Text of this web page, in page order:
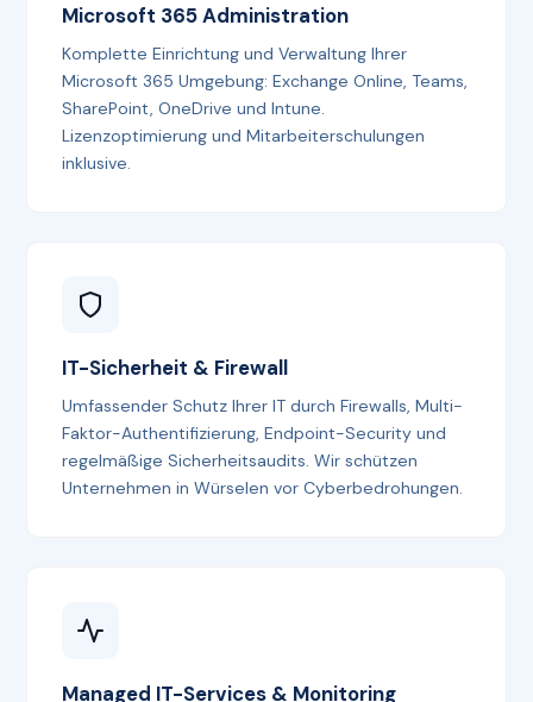
Microsoft 365 Administration
Komplette Einrichtung und Verwaltung Ihrer
Microsoft 365 Umgebung: Exchange Online, Teams,
SharePoint, OneDrive und Intune.
Lizenzoptimierung und Mitarbeiterschulungen
inklusive.
IT-Sicherheit & Firewall
Umfassender Schutz Ihrer IT durch Firewalls, Multi-
Faktor-Authentifizierung, Endpoint-Security und
regelmäßige Sicherheitsaudits. Wir schützen
Unternehmen in Würselen vor Cyberbedrohungen.
Managed IT-Services & Monitoring